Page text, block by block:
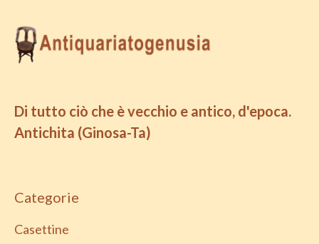
Di tutto ciò che è vecchio e antico, d'epoca.
Antichita (Ginosa-Ta)
Categorie
Casettine